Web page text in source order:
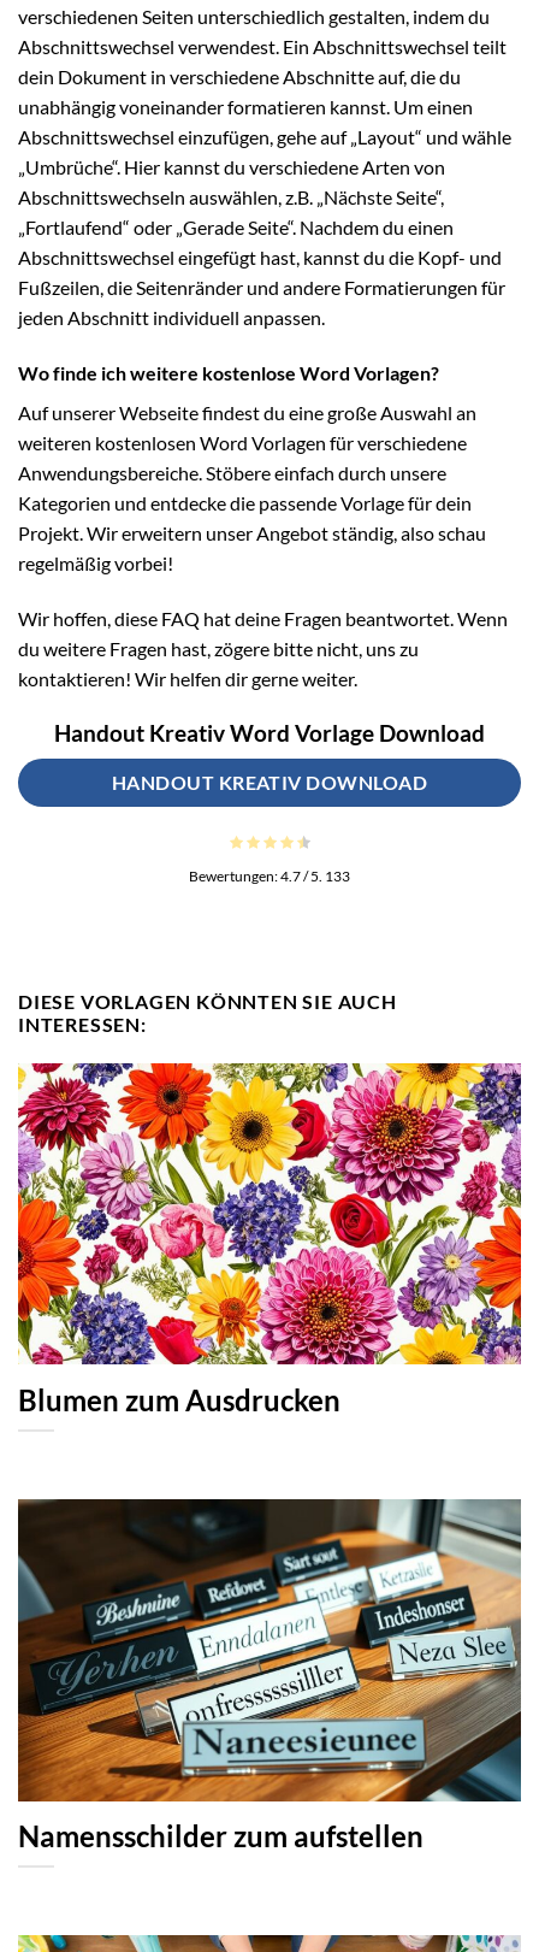
verschiedenen Seiten unterschiedlich gestalten, indem du
Abschnittswechsel verwendest. Ein Abschnittswechsel teilt
dein Dokument in verschiedene Abschnitte auf, die du
unabhängig voneinander formatieren kannst. Um einen
Abschnittswechsel einzufügen, gehe auf „Layout“ und wähle
„Umbrüche“. Hier kannst du verschiedene Arten von
Abschnittswechseln auswählen, z.B. „Nächste Seite“,
„Fortlaufend“ oder „Gerade Seite“. Nachdem du einen
Abschnittswechsel eingefügt hast, kannst du die Kopf- und
Fußzeilen, die Seitenränder und andere Formatierungen für
jeden Abschnitt individuell anpassen.
Wo finde ich weitere kostenlose Word Vorlagen?
Auf unserer Webseite findest du eine große Auswahl an
weiteren kostenlosen Word Vorlagen für verschiedene
Anwendungsbereiche. Stöbere einfach durch unsere
Kategorien und entdecke die passende Vorlage für dein
Projekt. Wir erweitern unser Angebot ständig, also schau
regelmäßig vorbei!
Wir hoffen, diese FAQ hat deine Fragen beantwortet. Wenn
du weitere Fragen hast, zögere bitte nicht, uns zu
kontaktieren! Wir helfen dir gerne weiter.
Handout Kreativ Word Vorlage Download
HANDOUT KREATIV DOWNLOAD
Bewertungen:4.7/ 5. 133
DIESE VORLAGEN KÖNNTEN SIE AUCH
INTERESSEN:
Blumen zum Ausdrucken
Namensschilder zum aufstellen